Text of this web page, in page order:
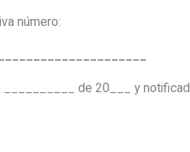
número:
de 20___ y